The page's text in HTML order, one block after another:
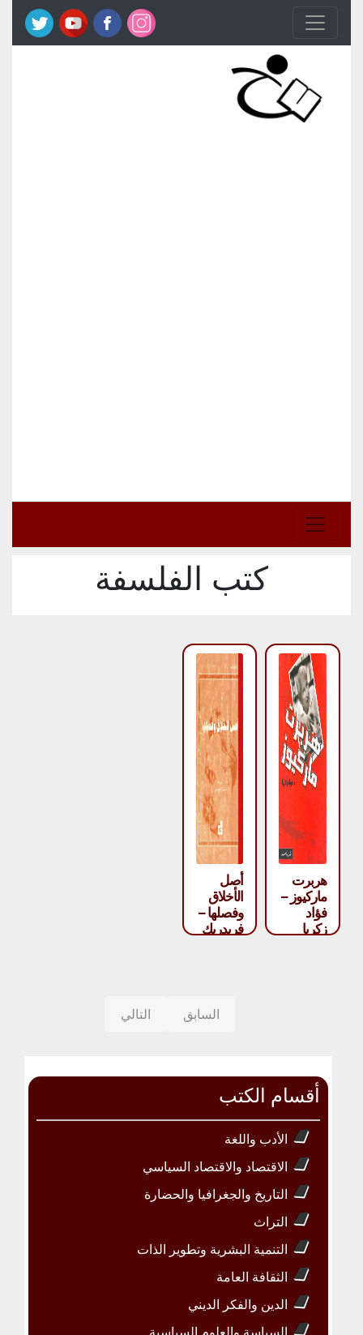
كتب الفلسفة
هربرت
ماركيوز –
فؤاد
زكريا
أصل
الأخلاق
وفصلها –
فريدريك
السابق التالي
أقسام الكتب
الأدب واللغة
الاقتصاد والاقتصاد السياسي
التاريخ والجغرافيا والحضارة
التراث
التنمية البشرية وتطوير الذات
الثقافة العامة
الدين والفكر الديني